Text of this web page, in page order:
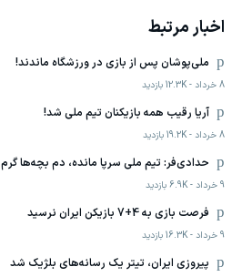
اخبار مرتبط
ملی‌پوشان پس از بازی در ورزشگاه ماندند!
8 خرداد -
12.3K بازدید
آریا رقیب همه بازیکنان تیم ملی شد!
8 خرداد -
19.2K بازدید
حدادی‌فر: تیم ملی سرپا مانده، دم بچه‌ها گرم
9 خرداد -
6.9K بازدید
فرصت بازی به 4+7 بازیکن ایران نرسید
9 خرداد -
16.3K بازدید
پیروزی ایران، تیتر یک رسانه‌های بلژیک شد